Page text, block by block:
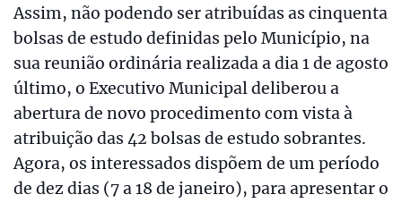
Assim, não podendo ser atribuídas as cinquenta
bolsas de estudo definidas pelo Município, na
sua reunião ordinária realizada a dia 1 de agosto
último, o Executivo Municipal deliberou a
abertura de novo procedimento com vista à
atribuição das 42 bolsas de estudo sobrantes.
Agora, os interessados dispõem de um período
de dez dias (7 a 18 de janeiro), para apresentar o